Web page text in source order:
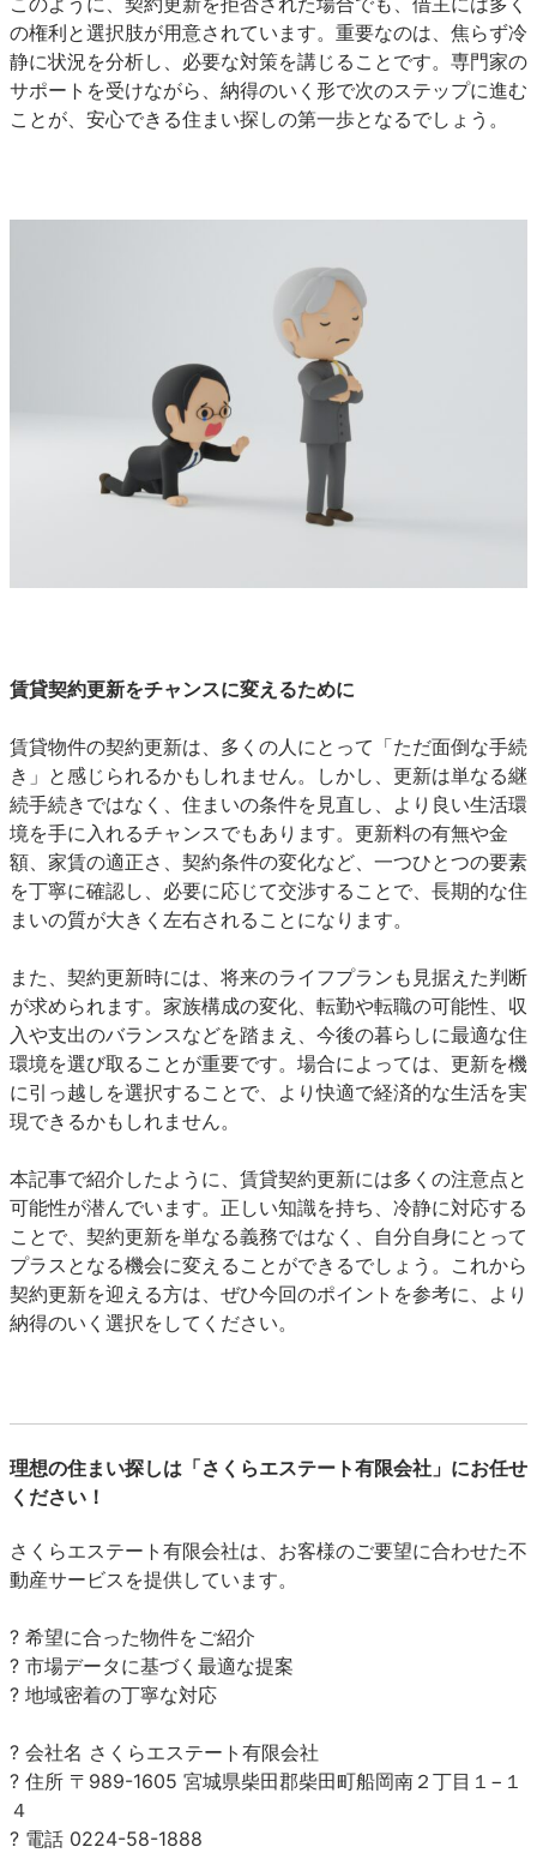
の権利と選択肢が用意されています。重要なのは、焦らず冷
静に状況を分析し、必要な対策を講じることです。専門家の
サポートを受けながら、納得のいく形で次のステップに進む
ことが、安心できる住まい探しの第一歩となるでしょう。
賃貸契約更新をチャンスに変えるために
賃貸物件の契約更新は、多くの人にとって「ただ面倒な手続
き」と感じられるかもしれません。しかし、更新は単なる継
続手続きではなく、住まいの条件を見直し、より良い生活環
境を手に入れるチャンスでもあります。更新料の有無や金
額、家賃の適正さ、契約条件の変化など、一つひとつの要素
を丁寧に確認し、必要に応じて交渉することで、長期的な住
まいの質が大きく左右されることになります。
また、契約更新時には、将来のライフプランも見据えた判断
が求められます。家族構成の変化、転勤や転職の可能性、収
入や支出のバランスなどを踏まえ、今後の暮らしに最適な住
環境を選び取ることが重要です。場合によっては、更新を機
に引っ越しを選択することで、より快適で経済的な生活を実
現できるかもしれません。
本記事で紹介したように、賃貸契約更新には多くの注意点と
可能性が潜んでいます。正しい知識を持ち、冷静に対応する
ことで、契約更新を単なる義務ではなく、自分自身にとって
プラスとなる機会に変えることができるでしょう。これから
契約更新を迎える方は、ぜひ今回のポイントを参考に、より
納得のいく選択をしてください。
理想の住まい探しは「さくらエステート有限会社」にお任せ
ください！
さくらエステート有限会社は、お客様のご要望に合わせた不
動産サービスを提供しています。
? 希望に合った物件をご紹介
? 市場データに基づく最適な提案
? 地域密着の丁寧な対応
? 会社名 さくらエステート有限会社
? 住所 〒989-1605 宮城県柴田郡柴田町船岡南２丁目１−１
４
? 電話 0224-58-1888